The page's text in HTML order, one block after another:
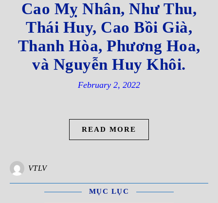
Cao Mỵ Nhân, Như Thu,
Thái Huy, Cao Bồi Già,
Thanh Hòa, Phương Hoa,
và Nguyễn Huy Khôi.
February 2, 2022
READ MORE
VTLV
MỤC LỤC